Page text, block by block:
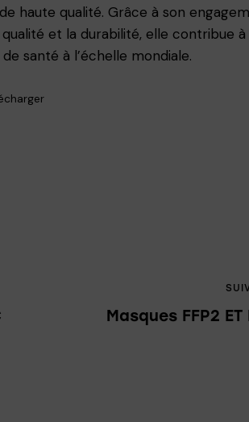
haute qualité. Grâce à son
et la durabilité, elle contribue à
santé à l’échelle mondiale.
Masques FFP2 ET